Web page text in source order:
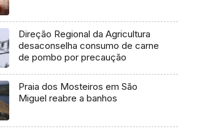
Direção Regional da Agricultura
desaconselha consumo de carne
de pombo por precaução
Praia dos Mosteiros em São
Miguel reabre a banhos